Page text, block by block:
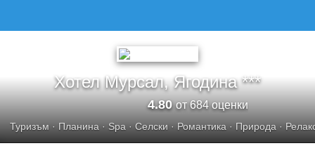
Хотел Мурсал, Ягодина ***
4.80от 684 оценки
Туризъм · Планина · Spa · Селски · Романтика · Природа ·